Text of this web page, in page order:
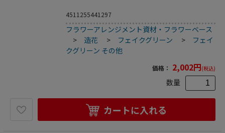
4511255441297
フラワーアレンジメント資材・フラワーベース
> 造花 > フェイクグリーン > フェイ
クグリーン その他
価格： 2,002円(税込)
数量
カートに入れる